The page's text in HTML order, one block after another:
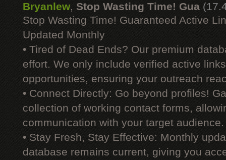
Bryanlew,Stop Wasting Time! Gua
Stop Wasting Time! Guaranteed Active
Updated Monthly
• Tired of Dead Ends? Our premium
effort. We only include verified active
opportunities, ensuring your outreach
• Connect Directly: Go beyond profiles!
collection of working contact forms,
communication with your target audience.
• Stay Fresh, Stay Effective: Monthly
database remains current, giving you